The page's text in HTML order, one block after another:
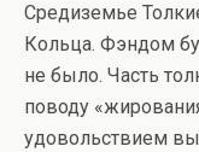
Средиземье
Кольца. Фэндом
не было. Часть
поводу
удовольствием